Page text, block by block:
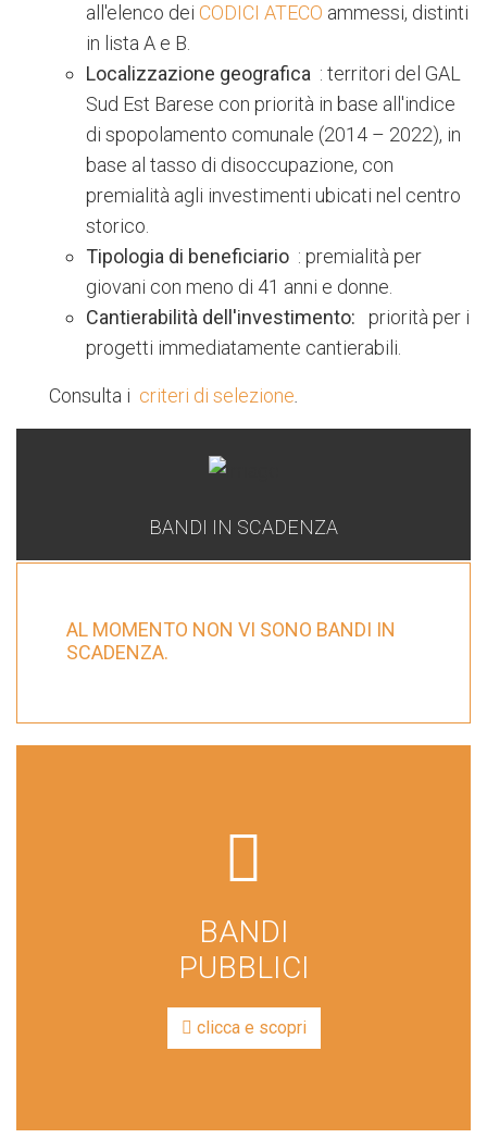
all'elenco dei CODICI ATECO ammessi, distinti
in lista A e B.
Localizzazione geografica : territori del GAL
Sud Est Barese con priorità in base all'indice
di spopolamento comunale (2014 – 2022), in
base al tasso di disoccupazione, con
premialità agli investimenti ubicati nel centro
storico.
Tipologia di beneficiario : premialità per
giovani con meno di 41 anni e donne.
Cantierabilità dell'investimento:
priorità per i
progetti immediatamente cantierabili.
Consulta i criteri di selezione
BANDI IN SCADENZA
AL MOMENTO NON VI SONO BANDI IN
SCADENZA.
lines
BANDI
PUBBLICI
clicca e scopri